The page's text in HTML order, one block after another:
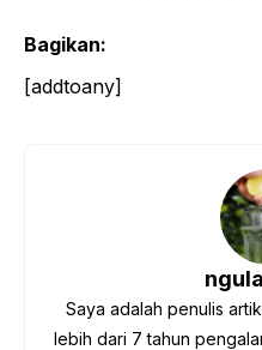
Bagikan:
[addtoany]
Saya adalah penulis
lebih dari 7 tahun